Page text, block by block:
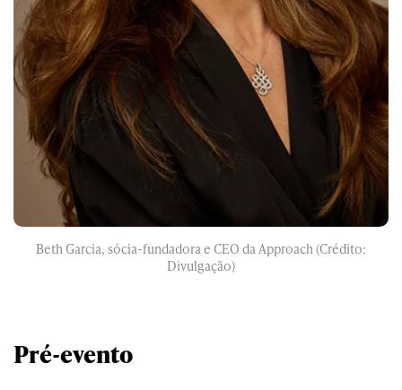
Beth Garcia, sócia-fundadora e CEO da Approach (Crédito:
Divulgação)
Pré-evento